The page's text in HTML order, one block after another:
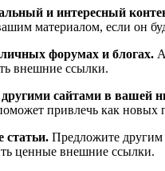
и интересный
материалом, если он
форумах и блогах.
внешние ссылки.
другими сайтами в вашей
привлечь как новых
статьи. Предложите другим
ценные внешние ссылки.